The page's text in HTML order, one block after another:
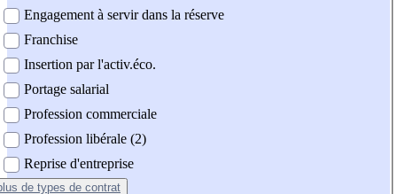
Engagement à servir dans la réserve
Franchise
Insertion par l'activ.éco.
Portage salarial
Profession commerciale
Profession libérale (2)
Reprise d'entreprise
de types de contrat